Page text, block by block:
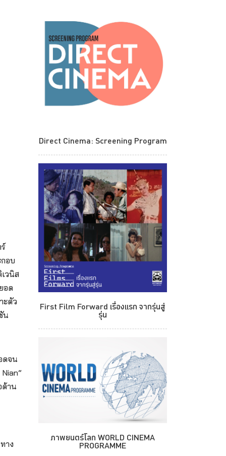
อบ
วนิส
อด
ะตัว
น
ดจน
ด้าน
าง
Direct Cinema: Screening Program
First Film Forward เรื่องแรก จากรุ่นสู่
รุ่น
ภาพยนตร์โลก WORLD CINEMA
PROGRAMME